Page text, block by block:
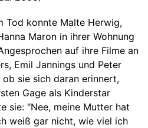
Tod konnte Malte Herwig,
Maron in ihrer Wohnung
auf ihre Filme an
Emil Jannings und Peter
sie sich daran erinnert,
Gage als Kinderstar
sie: "Nee, meine Mutter hat
weiß gar nicht, wie viel ich